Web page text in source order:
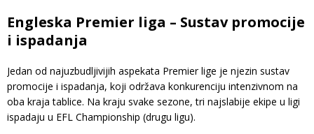
Engleska Premier liga – Sustav promocije
i ispadanja
Jedan od najuzbudljivijih aspekata Premier lige je njezin sustav
promocije i ispadanja, koji održava konkurenciju intenzivnom na
oba kraja tablice. Na kraju svake sezone, tri najslabije ekipe u ligi
ispadaju u EFL Championship (drugu ligu).